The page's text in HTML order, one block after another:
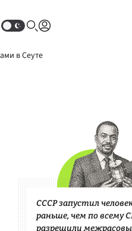
в Сеуте
СССР запустил
раньше, чем по всему
разрешили